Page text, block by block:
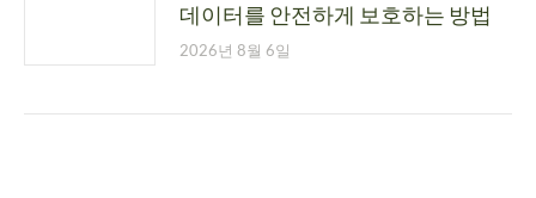
데이터를 안전하게 보호하는 방법
2026년 8월 6일